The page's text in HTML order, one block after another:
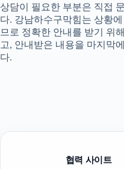
상담이 필요한 부분은 직접
다. 강남하수구막힘는 상황
므로 정확한 안내를 받기 위
고, 안내받은 내용을 마지막
다.
협력 사이트